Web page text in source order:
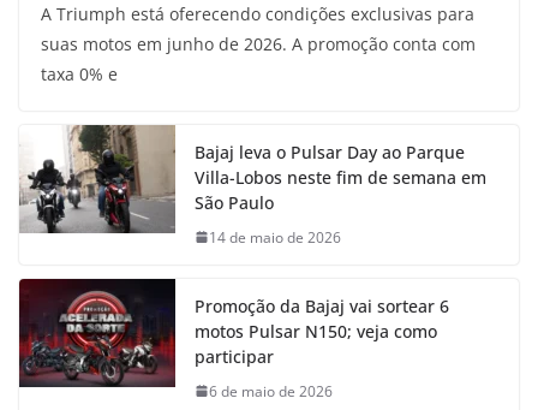
A Triumph está oferecendo condições exclusivas para
suas motos em junho de 2026. A promoção conta com
taxa 0% e
Bajaj leva o Pulsar Day ao Parque
Villa-Lobos neste fim de semana em
São Paulo
14 de maio de 2026
Promoção da Bajaj vai sortear 6
motos Pulsar N150; veja como
participar
6 de maio de 2026